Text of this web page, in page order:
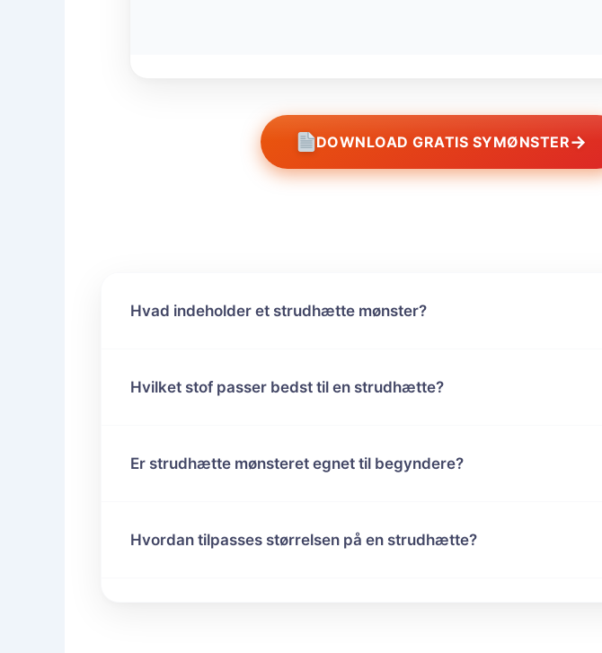
DOWNLOAD GRATIS SYMØNSTER→
Hvad indeholder et strudhætte mønster?
Hvilket stof passer bedst til en strudhætte?
Er strudhætte mønsteret egnet til begyndere?
Hvordan tilpasses størrelsen på en strudhætte?